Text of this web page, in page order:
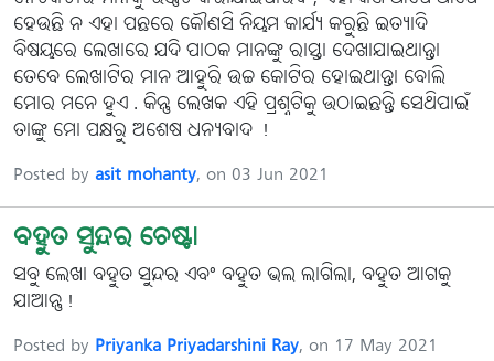
ହେଉଛି ନ ଏହା ପଛରେ କୌଣସି ନିୟମ କାର୍ଯ୍ୟ କରୁଛି ଇତ୍ୟାଦି
ବିଷୟରେ ଲେଖାରେ ଯଦି ପାଠକ ମାନଙ୍କୁ ରାସ୍ତା ଦେଖାଯାଇଥାନ୍ତା
ତେବେ ଲେଖାଟିର ମାନ ଆହୁରି ଉଚ୍ଚ କୋଟିର ହୋଇଥାନ୍ତା ବୋଲି
ମୋର ମନେ ହୁଏ . କିନ୍ତୁ ଲେଖକ ଏହି ପ୍ରଶ୍ନଟିକୁ ଉଠାଇଛନ୍ତି ସେଥିପାଇଁ
ତାଙ୍କୁ ମୋ ପକ୍ଷରୁ ଅଶେଷ ଧନ୍ୟବାଦ !
Posted by asit mohanty, on 03 Jun 2021
ବହୁତ ସୁନ୍ଦର ଚେଷ୍ଟା
ସବୁ ଲେଖା ବହୁତ ସୁନ୍ଦର ଏବଂ ବହୁତ ଭଲ ଲାଗିଲା, ବହୁତ ଆଗକୁ
ଯାଆନ୍ତୁ!
Posted by Priyanka Priyadarshini Ray, on 17 May 2021